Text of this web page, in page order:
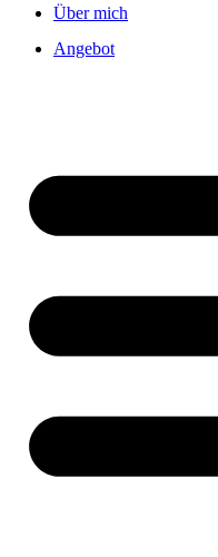
Über mich
Angebot